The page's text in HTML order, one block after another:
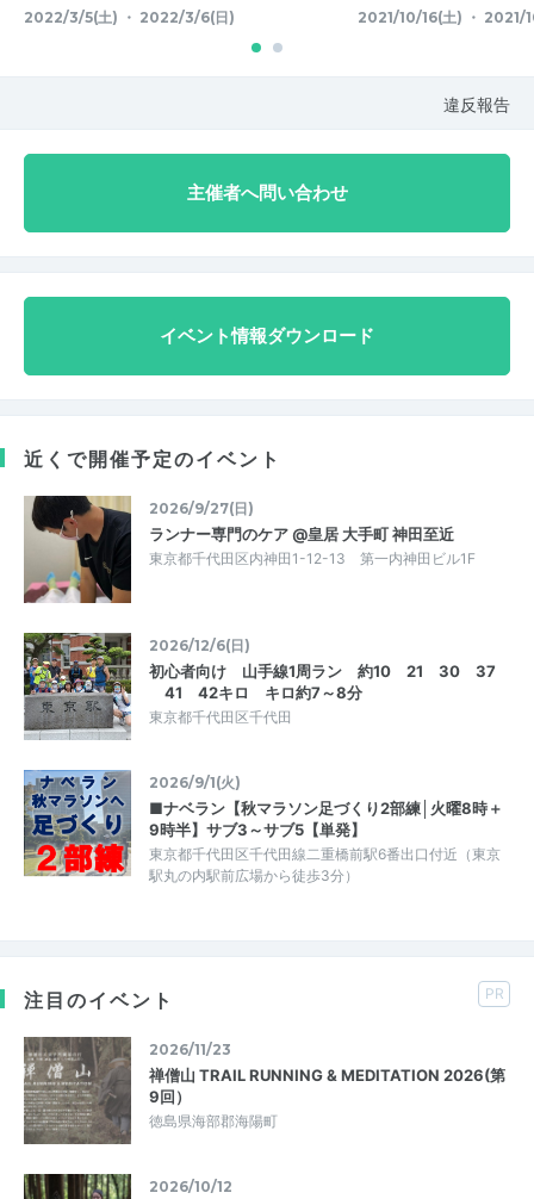
2022/3/5(土) ・ 2022/3/6(日) 2021/10/16(土) ・ 2021/
違反報告
主催者へ問い合わせ
イベント情報ダウンロード
近くで開催予定のイベント
2026/9/27(日)
ランナー専門のケア @皇居 大手町 神田至近
東京都千代田区内神田1-12-13 第一内神田ビル1F
2026/12/6(日)
初心者向け 山手線1周ラン 約10 21 30 37
41 42キロ キロ約7～8分
東京都千代田区千代田
2026/9/1(火)
■ナベラン【秋マラソン足づくり2部練│火曜8時＋
9時半】サブ3～サブ5【単発】
東京都千代田区千代田線二重橋前駅6番出口付近（東京
駅丸の内駅前広場から徒歩3分）
注目のイベント PR
2026/11/23
禅僧山 TRAIL RUNNING & MEDITATION 2026(第
9回）
徳島県海部郡海陽町
2026/10/12